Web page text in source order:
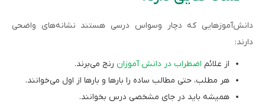
دانش‌آموزهایی که دچار وسواس درسی هستند نشانه‌های واضحی
دارند:
از علائم اضطراب در دانش آموزان رنج می‌برند.
هر مطلب، حتی مطالب ساده را بارها و بارها از اول می‌خوانند.
همیشه باید در جای مشخصی درس بخوانند.